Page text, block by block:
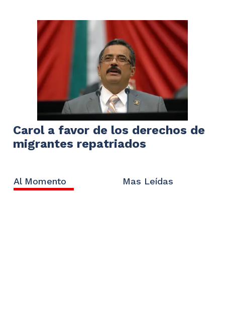
Carol a favor de los derechos de
migrantes repatriados
Al Momento Mas Leídas